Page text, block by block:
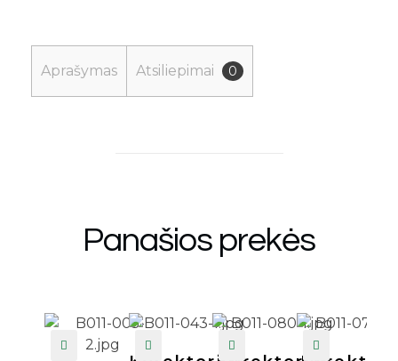
Aprašymas Atsiliepimai 0
Panašios prekės